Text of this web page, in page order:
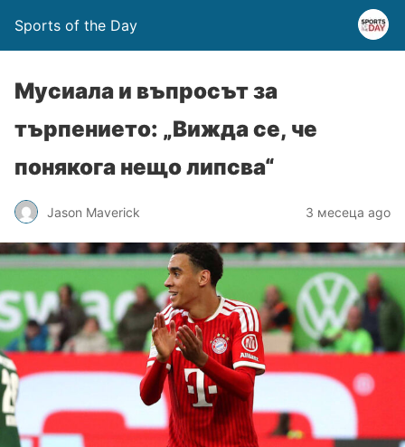
Sports of the Day
Мусиала и въпросът за
търпението: „Вижда се, че
понякога нещо липсва“
Jason Maverick 3 месеца ago